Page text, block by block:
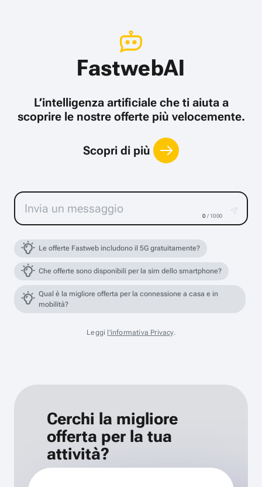
FastwebAI
L’intelligenza artificiale che ti aiuta a
scoprire le nostre offerte più velocemente.
Scopri di più
0 / 1000
Le offerte Fastweb includono il 5G gratuitamente?
Che offerte sono disponibili per la sim dello smartphone?
Qual è la migliore offerta per la connessione a casa e in
mobilità?
Leggi l'informativa Privacy.
Cerchi la migliore
offerta per la tua
attività?